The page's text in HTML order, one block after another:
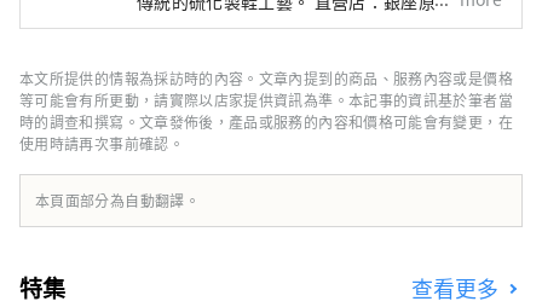
以其舒適性而聞名。請享受SPINGLE購
祥寺、福山
本文所提供的情報為採訪時的內容。文章內提到的商品、服務內容或是價格
等可能會有所更動，請實際以店家提供資訊為準。本記事的資訊基於筆者當
時的調查和撰寫。文章發佈後，產品或服務的內容和價格可能會有變更，在
使用時請再次事前確認。
本頁面部分為自動翻譯。
特集 查看更多